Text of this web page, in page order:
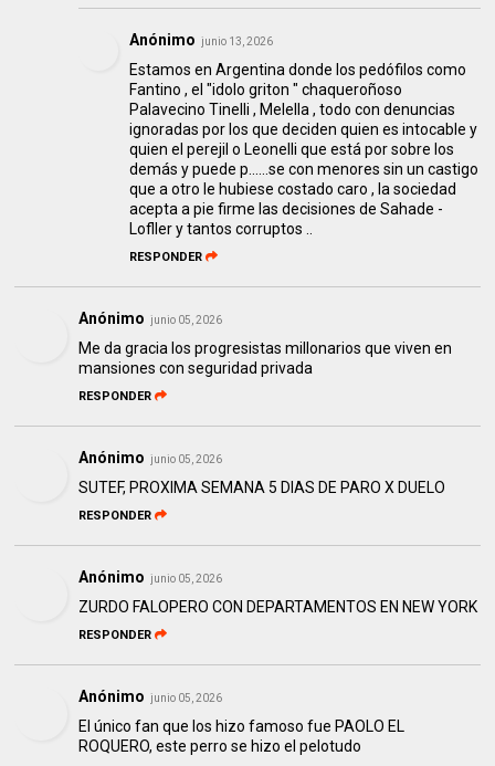
Anónimo junio 13, 2026
Estamos en Argentina donde los pedófilos como
Fantino , el "idolo griton " chaqueroñoso
Palavecino Tinelli , Melella , todo con denuncias
ignoradas por los que deciden quien es intocable y
quien el perejil o Leonelli que está por sobre los
demás y puede p......se con menores sin un castigo
que a otro le hubiese costado caro , la sociedad
acepta a pie firme las decisiones de Sahade -
Lofller y tantos corruptos ..
RESPONDER
Anónimo junio 05, 2026
Me da gracia los progresistas millonarios que viven en
mansiones con seguridad privada
RESPONDER
Anónimo junio 05, 2026
SUTEF, PROXIMA SEMANA 5 DIAS DE PARO X DUELO
RESPONDER
Anónimo junio 05, 2026
ZURDO FALOPERO CON DEPARTAMENTOS EN NEW YORK
RESPONDER
Anónimo junio 05, 2026
El único fan que los hizo famoso fue PAOLO EL
ROQUERO, este perro se hizo el pelotudo